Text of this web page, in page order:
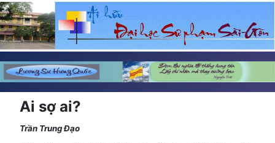
Ai sợ ai?
Trần Trung Đạo